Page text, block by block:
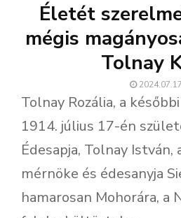
Életét
mégis
Tolnay
Tolnay Rozália, a
1914. július 17-én
Édesapja, Tolnay István,
mérnöke és édesanyja
hamarosan Mohorára, a